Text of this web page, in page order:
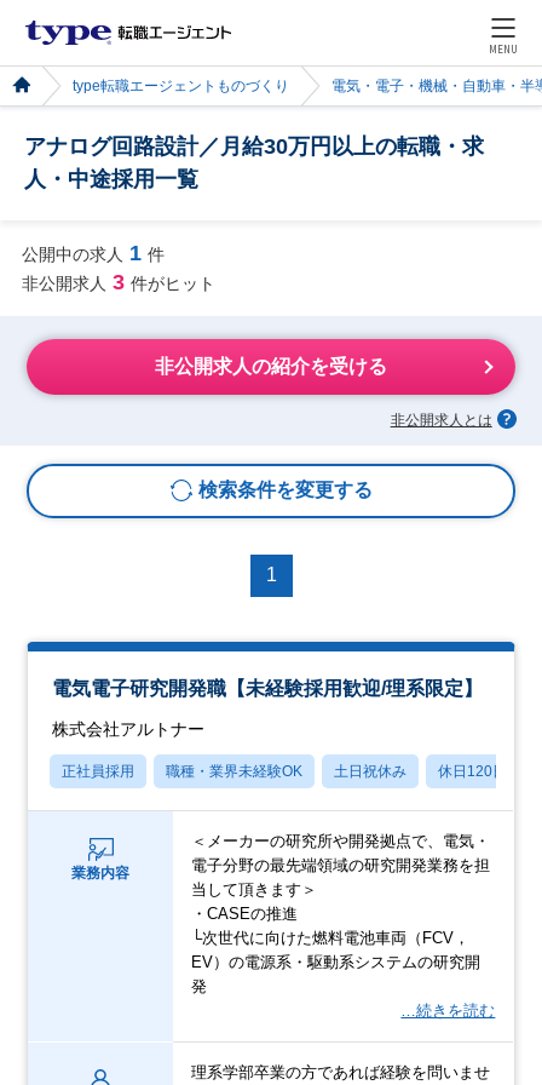
MENU
type転職エージェントものづくり 電気・電子・機械・自動車・半
アナログ回路設計／月給30万円以上の転職・求
人・中途採用一覧
公開中の求人 1 件
非公開求人 3 件がヒット
非公開求人の紹介を受ける
非公開求人とは
検索条件を変更する
1
電気電子研究開発職【未経験採用歓迎/理系限定】
株式会社アルトナー
正社員採用 職種・業界未経験OK 土日祝休み 休日120日以上
業務内容
＜メーカーの研究所や開発拠点で、電気・
電子分野の最先端領域の研究開発業務を担
当して頂きます＞
・CASEの推進
└次世代に向けた燃料電池車両（FCV，
EV）の電源系・駆動系システムの研究開
発
…続きを読む
理系学部卒業の方であれば経験を問いませ